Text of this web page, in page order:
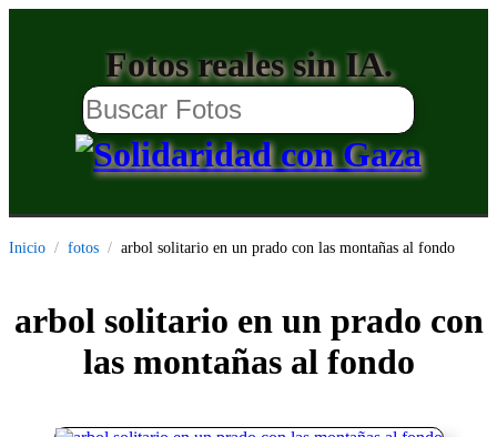
Fotos reales sin IA.
Inicio fotos arbol solitario en un prado con las montañas al fondo
arbol solitario en un prado con
las montañas al fondo